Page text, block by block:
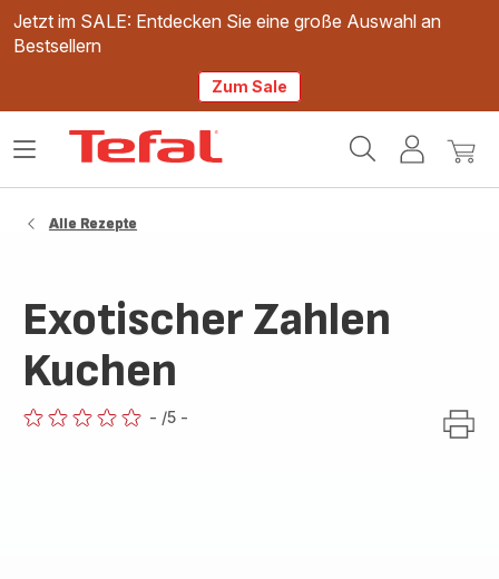
Jetzt im SALE: Entdecken Sie eine große Auswahl an
Bestsellern
Zum Sale
Mein
Mein
Das
Alle Rezepte
Exotischer Zahlen
Kuchen
- /5 -